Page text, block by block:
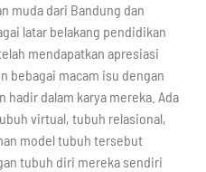
muda dari Bandung dan
latar belakang pendidikan
mendapatkan apresiasi
bebagai macam isu dengan
dalam karya mereka. Ada
virtual, tubuh relasional,
model tubuh tersebut
tubuh diri mereka sendiri